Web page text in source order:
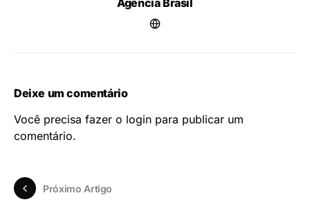
Agência Brasil
Deixe um comentário
Você precisa fazer o login para publicar um
comentário.
Próximo Artigo